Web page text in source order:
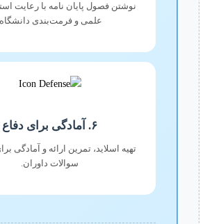
نوشتن فصول پایان نامه با رعایت
علمی و فرمت‌بندی دانشگاه.
تهیه اسلاید، تمرین ارائه و آمادگی برای
سوالات داوران.